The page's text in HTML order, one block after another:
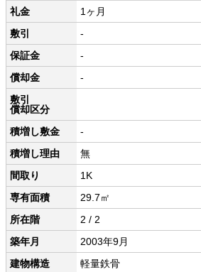
礼金
1ヶ月
敷引
-
保証金
-
償却金
-
敷引
償却区分
積増し敷金
-
積増し理由
無
間取り
1K
専有面積
29.7㎡
所在階
2 / 2
築年月
2003年9月
建物構造
軽量鉄骨